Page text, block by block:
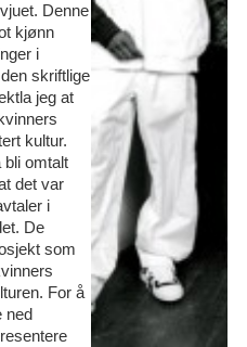
Denne
kjønn
i
skriftlige
jeg at
kultur.
bli omtalt
det var
i
De
som
For å
ned